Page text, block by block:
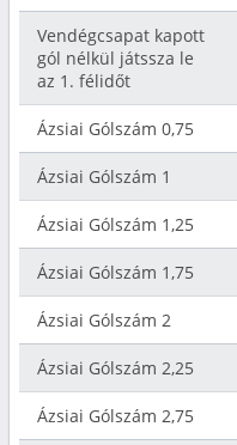
Vendégcsapat kapott
gól nélkül játssza le
az 1. félidőt
Ázsiai Gólszám 0,75
Ázsiai Gólszám 1
Ázsiai Gólszám 1,25
Ázsiai Gólszám 1,75
Ázsiai Gólszám 2
Ázsiai Gólszám 2,25
Ázsiai Gólszám 2,75